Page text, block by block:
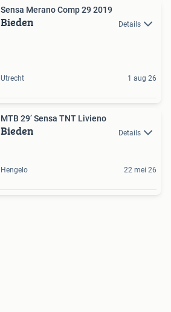
Sensa Merano Comp 29 2019
Bieden Details
Utrecht 1 aug 26
MTB 29’ Sensa TNT Livieno
Bieden Details
Hengelo 22 mei 26